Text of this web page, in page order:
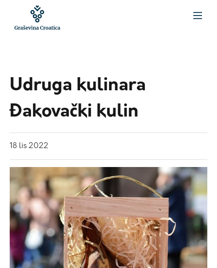
Udruga kulinara
Đakovački kulin
18 lis 2022